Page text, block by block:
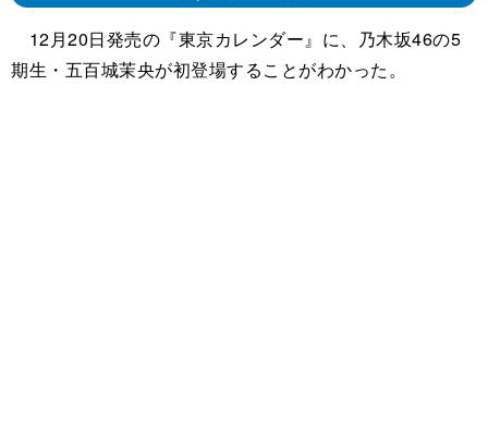
12月20日発売の『東京カレンダー』に、乃木坂46の5
期生・五百城茉央が初登場することがわかった。